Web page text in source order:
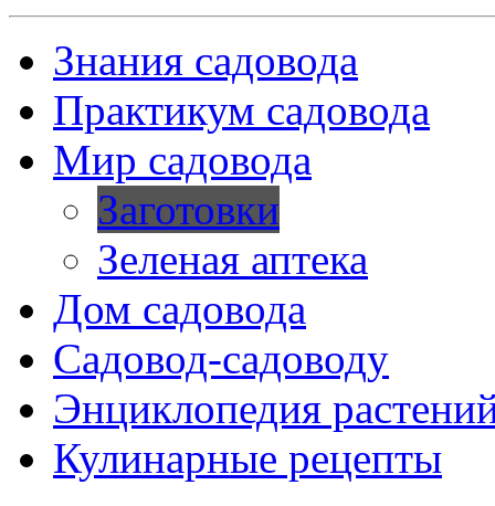
Знания садовода
Практикум садовода
Мир садовода
Заготовки
Зеленая аптека
Дом садовода
Садовод-садоводу
Энциклопедия
Кулинарные рецепты